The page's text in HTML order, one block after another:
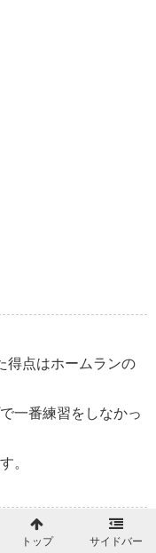
得点はホームランの
一番練習をしなかっ
。
トップ サイドバー